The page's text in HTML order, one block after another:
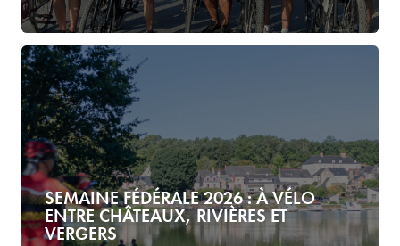
SEMAINE FÉDÉRALE 2026 : À VÉLO
ENTRE CHÂTEAUX, RIVIÈRES ET
VERGERS